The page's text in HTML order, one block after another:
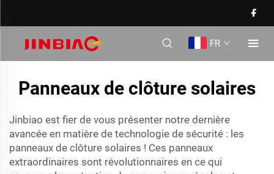
FR
Pan­neaux de clôture solaires
Jinbiao est fier de vous présenter notre dernière
avancée en matière de technologie de sécurité : les
panneaux de clôture solaires ! Ces panneaux
extraordinaires sont révolutionnaires en ce qui